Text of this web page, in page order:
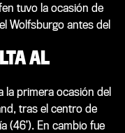
tuvo la ocasión de
Wolfsburgo antes del
AL
la primera ocasión del
tras el centro de
(46’). En cambio fue